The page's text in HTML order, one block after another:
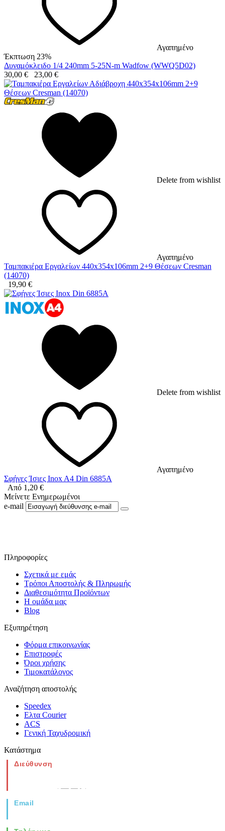
Αγαπημένο
Έκπτωση 23%
Δυναμόκλειδο 1/4 240mm 5-25N-m Wadfow (WWQ5D02)
30,00 € 23,00 €
Delete from wishlist
Αγαπημένο
Ταμπακιέρα Εργαλείων 440x354x106mm 2+9 Θέσεων Cresman
(14070)
19,90 €
Delete from wishlist
Αγαπημένο
Σφήνες Ίσιες Inox A4 Din 6885A
Από 1,20 €
Μείνετε Ενημερωμένοι
e-mail
Πληροφορίες
Σχετικά με εμάς
Τρόποι Αποστολής & Πληρωμής
Διαθεσιμότητα Προϊόντων
Η ομάδα μας
Blog
Εξυπηρέτηση
Φόρμα επικοινωνίας
Επιστροφές
Όροι χρήσης
Τιμοκατάλογος
Αναζήτηση αποστολής
Speedex
Ελτα Courier
ACS
Γενική Ταχυδρομική
Κατάστημα
Διεύθυνση
Email